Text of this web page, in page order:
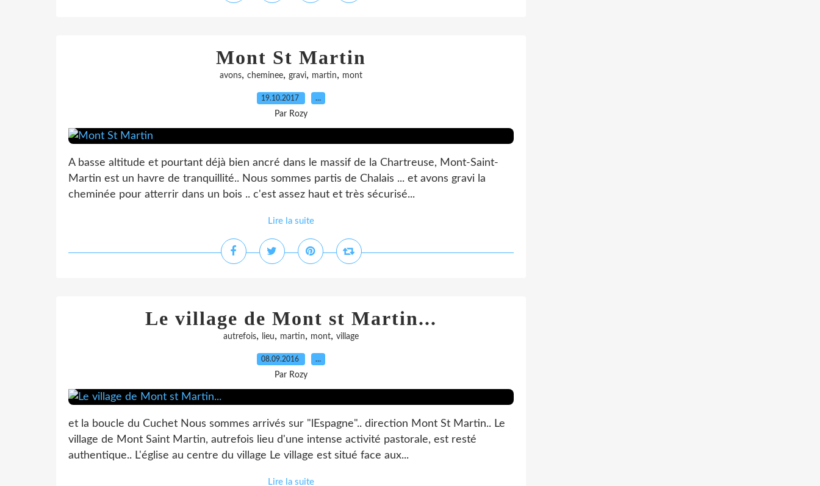
Mont St Martin
avons, cheminee, gravi, martin, mont
19.10.2017 …
Par Rozy
A basse altitude et pourtant déjà bien ancré dans le massif de la Chartreuse, Mont-Saint-
Martin est un havre de tranquillité.. Nous sommes partis de Chalais ... et avons gravi la
cheminée pour atterrir dans un bois .. c'est assez haut et très sécurisé...
Lire la suite
Le village de Mont st Martin...
autrefois, lieu, martin, mont, village
08.09.2016 …
Par Rozy
et la boucle du Cuchet Nous sommes arrivés sur "lEspagne".. direction Mont St Martin.. Le
village de Mont Saint Martin, autrefois lieu d'une intense activité pastorale, est resté
authentique.. L'église au centre du village Le village est situé face aux...
Lire la suite